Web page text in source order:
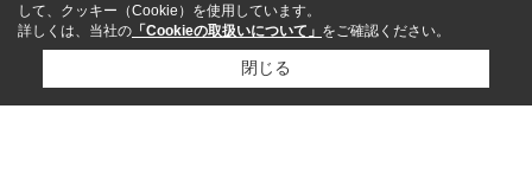
して、クッキー（Cookie）を使用しています。
詳しくは、当社の 「Cookieの取扱いについて」 をご確認ください。
閉じる